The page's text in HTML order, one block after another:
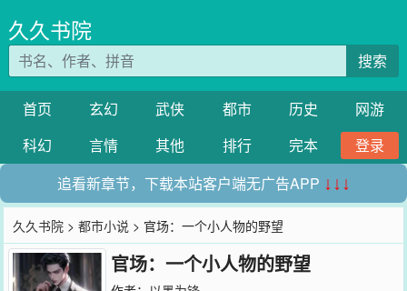
久久书院
搜索
首页 玄幻 武侠 都市 历史
网游
科幻
言情 其他 排行 完本
登录
追看新章节，下载本站客户端无广告APP ↓↓↓
久久书院 >都市小说 > 官场：一个小人物的野望
官场：一个小人物的野望